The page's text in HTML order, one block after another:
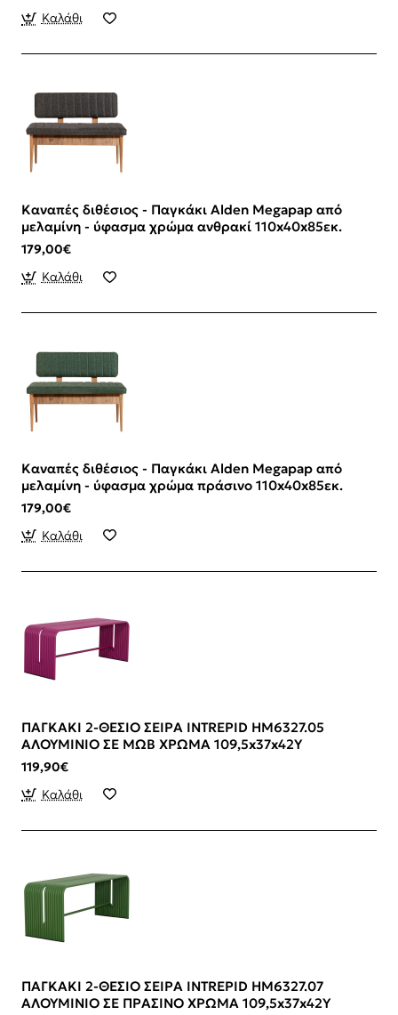
Καλάθι
Καναπές διθέσιος - Παγκάκι Alden Megapap από
μελαμίνη - ύφασμα χρώμα ανθρακί 110x40x85εκ.
179,00€
Καλάθι
Καναπές διθέσιος - Παγκάκι Alden Megapap από
μελαμίνη - ύφασμα χρώμα πράσινο 110x40x85εκ.
179,00€
Καλάθι
ΠΑΓΚΑΚΙ 2-ΘΕΣΙΟ ΣΕΙΡΑ INTREPID HM6327.05
ΑΛΟΥΜΙΝΙΟ ΣΕ ΜΩΒ ΧΡΩΜΑ 109,5x37x42Υ
119,90€
Καλάθι
ΠΑΓΚΑΚΙ 2-ΘΕΣΙΟ ΣΕΙΡΑ INTREPID HM6327.07
ΑΛΟΥΜΙΝΙΟ ΣΕ ΠΡΑΣΙΝΟ ΧΡΩΜΑ 109,5x37x42Υ